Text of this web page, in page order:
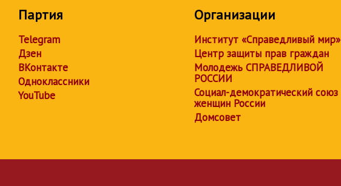
Партия
Telegram
Дзен
ВКонтакте
Одноклассники
YouTube
Организации
Институт «Справедливый мир»
Центр защиты прав граждан
Молодежь СПРАВЕДЛИВОЙ
РОССИИ
Социал-демократический союз
женщин России
Домсовет